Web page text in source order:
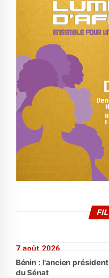
7 août 2026
Bénin : l'ancien
du Sénat